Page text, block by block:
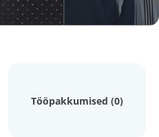
Tööpakkumised (0)